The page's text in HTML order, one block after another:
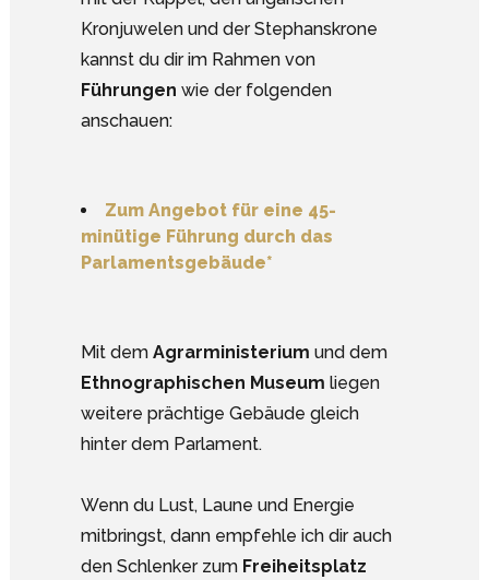
Kronjuwelen und der Stephanskrone
kannst du dir im Rahmen von
Führungen wie der folgenden
anschauen:
Zum Angebot für eine 45-
minütige Führung durch das
Parlamentsgebäude*
Mit dem Agrarministerium und dem
Ethnographischen Museum liegen
weitere prächtige Gebäude gleich
hinter dem Parlament.
Wenn du Lust, Laune und Energie
mitbringst, dann empfehle ich dir auch
den Schlenker zum Freiheitsplatz